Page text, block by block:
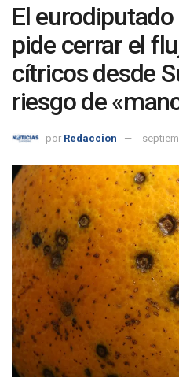
El
pide cerrar el
cítricos desde
riesgo de
por Redaccion